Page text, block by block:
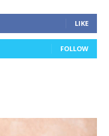
LIKE
FOLLOW